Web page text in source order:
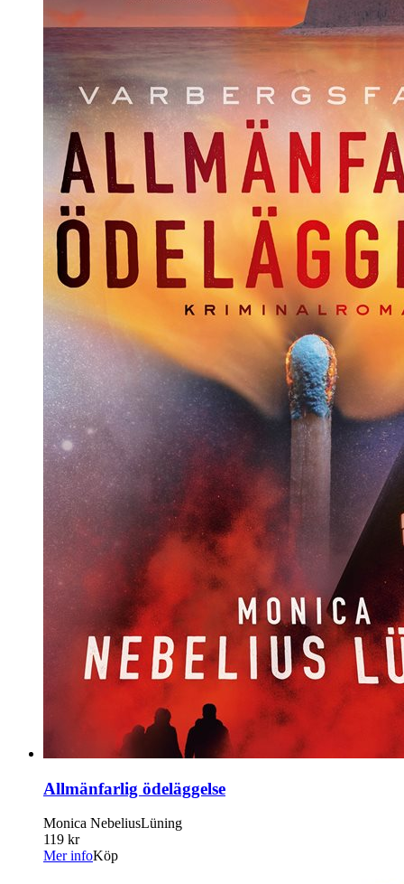
Allmänfarlig ödeläggelse
Monica NebeliusLüning
119 kr
Mer infoKöp